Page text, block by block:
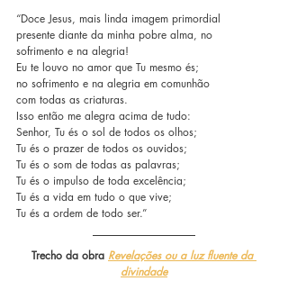
“Doce Jesus, mais linda imagem primordial
presente diante da minha pobre alma, no
sofrimento e na alegria!
Eu te louvo no amor que Tu mesmo és;
no sofrimento e na alegria em comunhão
com todas as criaturas.
Isso então me alegra acima de tudo:
Senhor, Tu és o sol de todos os olhos;
Tu és o prazer de todos os ouvidos;
Tu és o som de todas as palavras;
Tu és o impulso de toda excelência;
Tu és a vida em tudo o que vive;
Tu és a ordem de todo ser.”
Trecho da obra Revelações ou a luz fluente da
divindade